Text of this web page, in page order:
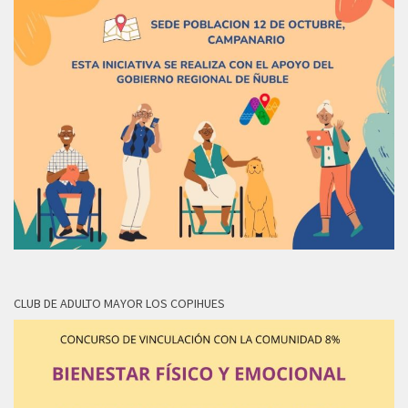
CLUB DE ADULTO MAYOR LOS COPIHUES